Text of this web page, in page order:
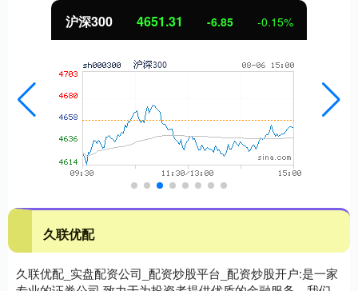
沪深300 4651.31 -6.85 -0.15%
久联优配
久联优配_实盘配资公司_配资炒股平台_配资炒股开户:是一家